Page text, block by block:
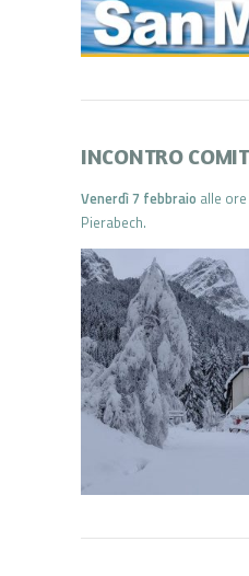
INCONTRO
Venerdì 7 febbraio alle
Pierabech.